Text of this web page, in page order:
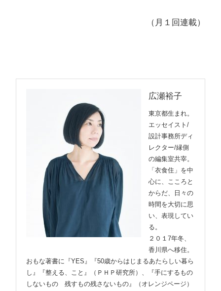
（月１回連載）
広瀬裕子
東京都生まれ。
エッセイスト/
設計事務所ディ
レクター/縁側
の編集室共宰。
「衣食住」を中
心に、こころと
からだ、日々の
時間を大切に思
い、表現してい
る。
２０１7年冬、
香川県へ移住。
おもな著書に『YES』『50歳からはじまるあたらしい暮ら
し』『整える、こと』（ＰＨＰ研究所）、『手にするもの
しないもの 残すもの残さないもの』（オレンジページ）